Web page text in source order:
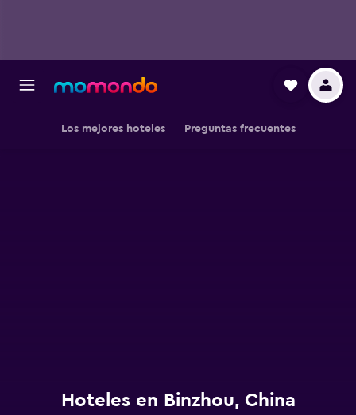
Los mejores hoteles Preguntas frecuentes
Hoteles en Binzhou, China